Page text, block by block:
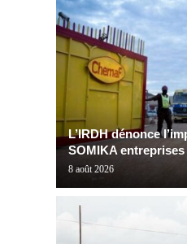
L’IRDH dénonce
SOMIKA
8 août 2026